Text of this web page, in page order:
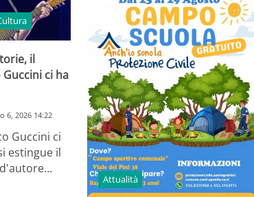
il
ci ha
6, 2026 14:22
Guccini ci
estingue il
Attualità